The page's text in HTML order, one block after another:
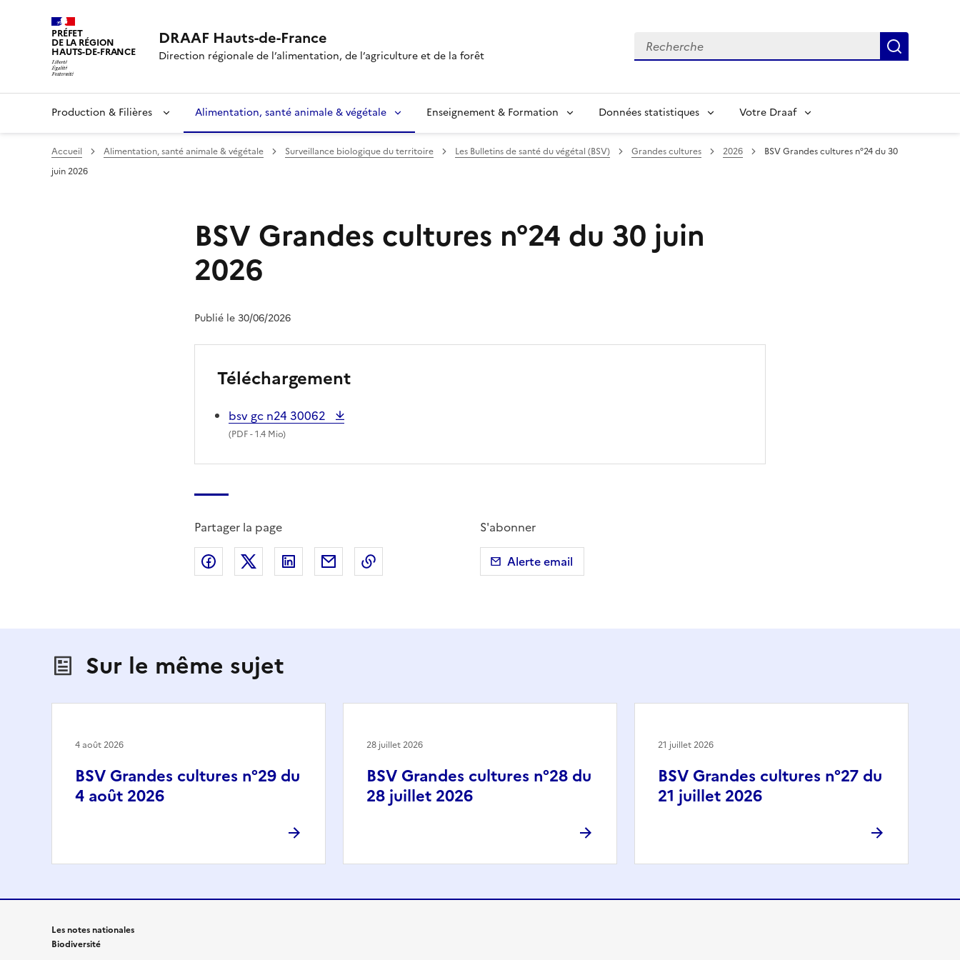
PRÉFET
DE LA RÉGION
HAUTS-DE-FRANCE
DRAAF Hauts-de-France
Direction régionale de l’alimentation, de l’agriculture et de la forêt
Recherche
Production & Filières Alimentation, santé animale & végétale Enseignement & Formation Données statistiques Votre Draaf
Accueil Alimentation, santé animale & végétale Surveillance biologique du territoire Les Bulletins de santé du végétal (BSV) Grandes cultures 2026
BSV Grandes cultures n°24 du 30
juin 2026
BSV Grandes cultures n°24 du 30 juin
2026
Publié le 30/06/2026
Téléchargement
bsv gc n24 30062
(PDF- 1.4 Mio)
Partager la page
Partager sur Facebook
Partager sur X (anciennement Twitter)
Partager sur LinkedIn
Partager par emailCopier dans le presse-papier
S'abonner
Alerte email
Sur le même sujet
BSV Grandes cultures n°29 du
4 août 2026
4 août 2026
BSV Grandes cultures n°28 du
28 juillet 2026
28 juillet 2026
BSV Grandes cultures n°27 du
21 juillet 2026
21 juillet 2026
Les notes nationales
Biodiversité